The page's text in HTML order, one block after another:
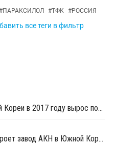
ПАРАКСИЛОЛ #ТФК #РОССИЯ
все теги в фильтр
Экспорт параксилола из Южной Кореи в 2017 году вырос почти на 14%
Taekwang Industrial 5 марта закроет завод АКН в Южной Корее на профилактику